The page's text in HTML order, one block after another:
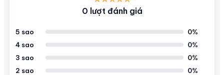
0 lượt đánh giá
5 sao
0%
4 sao
0%
3 sao
0%
2 sao
0%